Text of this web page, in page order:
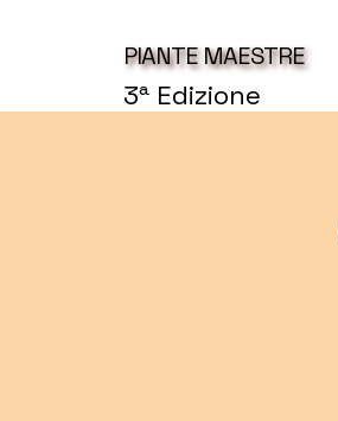
PIANTE MAESTRE
3ª Edizione